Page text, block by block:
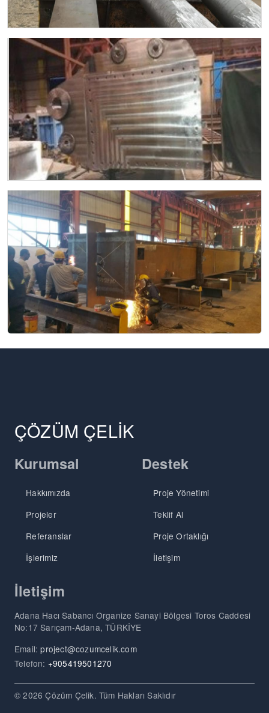
ÇÖZÜM ÇELİK
Kurumsal
Hakkımızda
Projeler
Referanslar
İşlerimiz
Destek
Proje Yönetimi
Teklif Al
Proje Ortaklığı
İletişim
İletişim
Adana Hacı Sabancı Organize Sanayi Bölgesi Toros Caddesi
No:17 Sarıçam-Adana, TÜRKİYE
Email:project@cozumcelik.com
Telefon: +905419501270
© 2026 Çözüm Çelik. Tüm Hakları Saklıdır